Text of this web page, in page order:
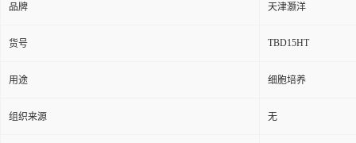
品牌 天津灏洋
货号 TBD15HT
用途 细胞培养
组织来源 无